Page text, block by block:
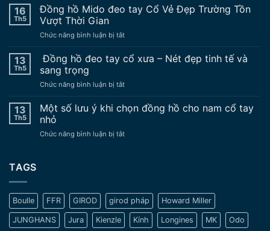
lý
do
nên
dụng
nâng
chế
16
Th5
Đồng hồ Mido đeo tay Cổ Vẻ Đẹp Trường Tồn
Vượt Thời Gian
Chức năng bình luận bị tắtở
hồ
Mido
tay
Vẻ
Đẹp
Tồn
13
Th5
Đồng hồ đeo tay cổ xưa – Nét đẹp tinh tế và
sang trọng
Chức năng bình luận bị tắtở
hồ
đeo
cổ
tế
và
sang
trọng
13
Th5
Một số lưu ý khi chọn đồng hồ cho nam cổ tay
nhỏ
Chức năng bình luận bị tắtở
chọn
đồng
hồ
cho
TAGS
Boulle FFR GIROD girod pháp Howard Miller
JUNGHANS Jura Kienzle Kính Longines MK Odo